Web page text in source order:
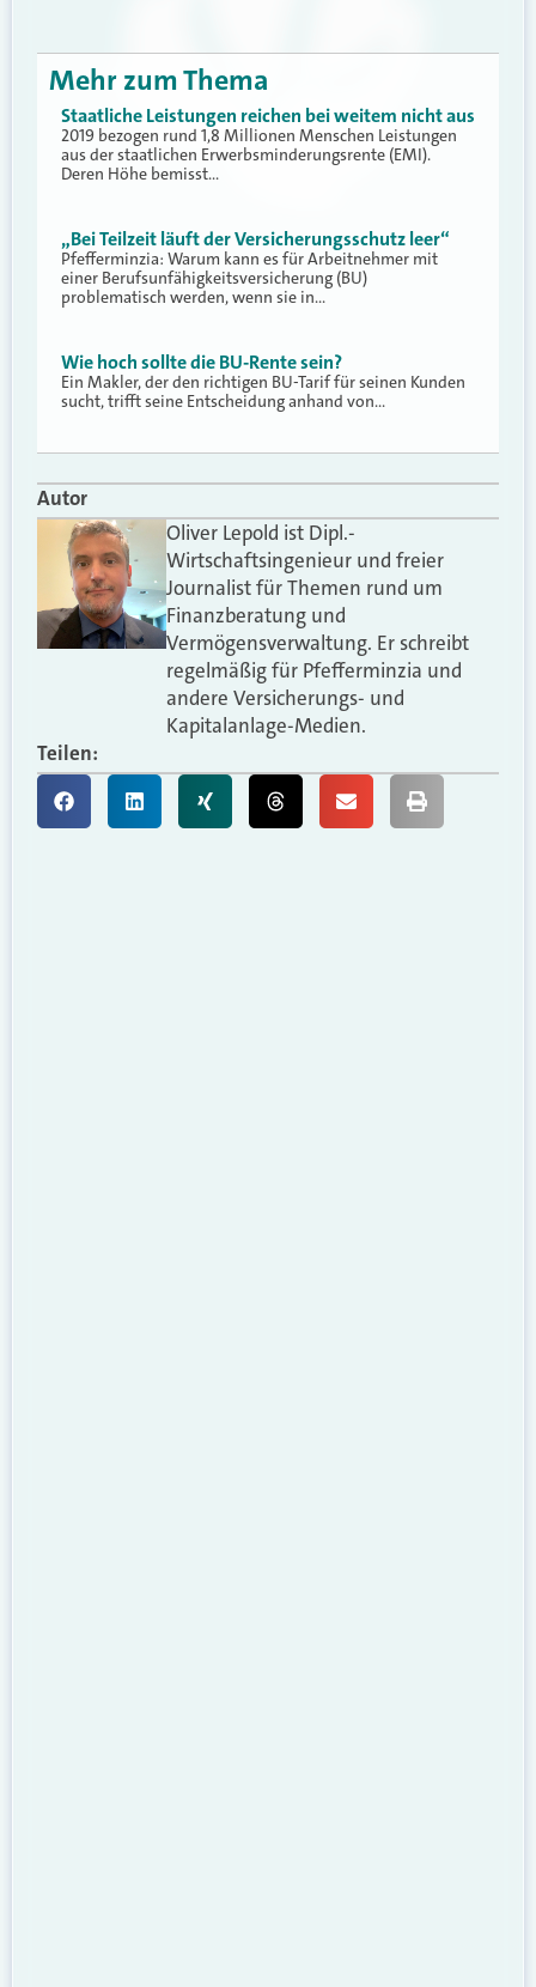
Mehr zum Thema
Staatliche Leistungen reichen bei weitem nicht aus
2019 bezogen rund 1,8 Millionen Menschen Leistungen
aus der staatlichen Erwerbsminderungsrente (EMI).
Deren Höhe bemisst…
„Bei Teilzeit läuft der Versicherungsschutz leer“
Pfefferminzia: Warum kann es für Arbeitnehmer mit
einer Berufsunfähigkeitsversicherung (BU)
problematisch werden, wenn sie in…
Wie hoch sollte die BU-Rente sein?
Ein Makler, der den richtigen BU-Tarif für seinen Kunden
sucht, trifft seine Entscheidung anhand von…
Autor
Oliver Lepold ist Dipl.-
Wirtschaftsingenieur und freier
Journalist für Themen rund um
Finanzberatung und
Vermögensverwaltung. Er schreibt
regelmäßig für Pfefferminzia und
andere Versicherungs- und
Kapitalanlage-Medien.
Teilen: